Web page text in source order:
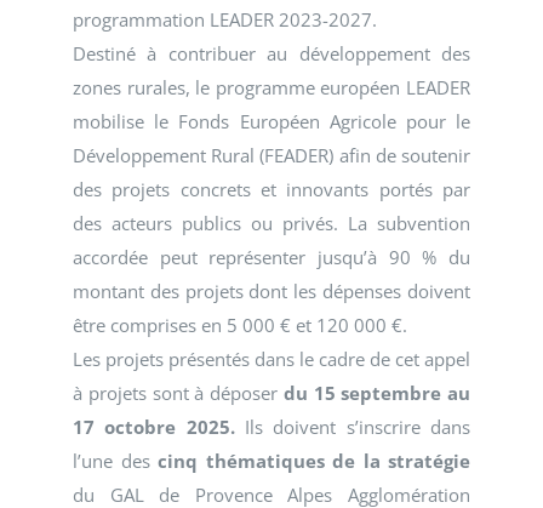
programmation LEADER 2023-2027.
Destiné à contribuer au développement des
zones rurales, le programme européen LEADER
mobilise le Fonds Européen Agricole pour le
Développement Rural (FEADER) afin de soutenir
des projets concrets et innovants portés par
des acteurs publics ou privés. La subvention
accordée peut représenter jusqu’à 90 % du
montant des projets dont les dépenses doivent
être comprises en 5 000 € et 120 000 €.
Les projets présentés dans le cadre de cet appel
à projets sont à déposer du 15 septembre au
17 octobre 2025.Ils doivent s’inscrire dans
l’une des cinq thématiques de la stratégie
du GAL de Provence Alpes Agglomération